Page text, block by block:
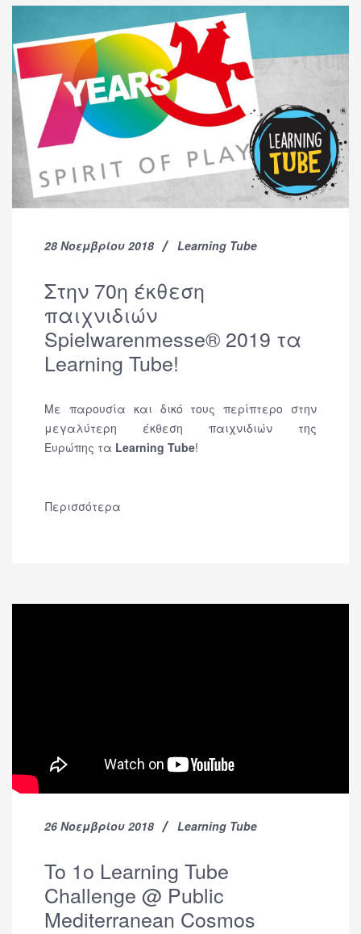
28 Νοεμβρίου 2018 Learning Tube
Στην 70η έκθεση
παιχνιδιών
Spielwarenmesse® 2019 τα
Learning Tube!
Με παρουσία και δικό τους περίπτερο στην
μεγαλύτερη έκθεση παιχνιδιών της
Ευρώπης τα Learning Tube!
Περισσότερα
26 Νοεμβρίου 2018 Learning Tube
To 1ο Learning Tube
Challenge @ Public
Mediterranean Cosmos